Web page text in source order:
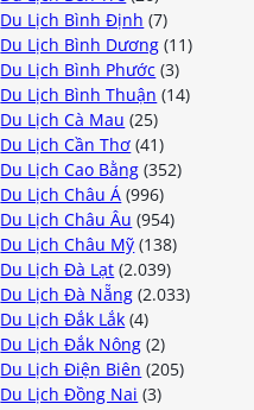
Du Lịch Bình Định (7)
Du Lịch Bình Dương (11)
Du Lịch Bình Phước (3)
Du Lịch Bình Thuận (14)
Du Lịch Cà Mau (25)
Du Lịch Cần Thơ (41)
Du Lịch Cao Bằng (352)
Du Lịch Châu Á (996)
Du Lịch Châu Âu (954)
Du Lịch Châu Mỹ (138)
Du Lịch Đà Lạt (2.039)
Du Lịch Đà Nẵng (2.033)
Du Lịch Đắk Lắk (4)
Du Lịch Đắk Nông (2)
Du Lịch Điện Biên (205)
Du Lịch Đồng Nai (3)